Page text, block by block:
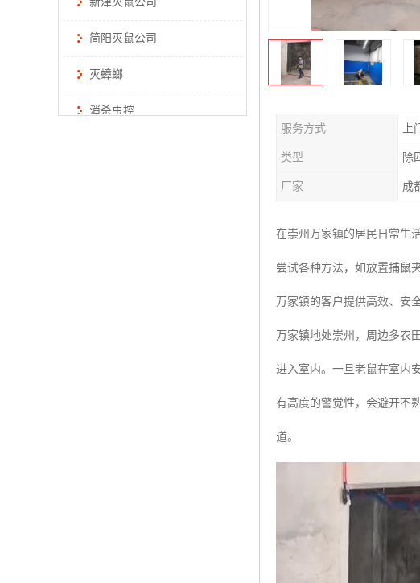
简阳灭鼠公司
灭蟑螂
消杀虫控
服务方式 上
类型 除
厂家 成
在崇州万家镇的居民日常生
尝试各种方法，如放置捕鼠
万家镇的客户提供高效、安
万家镇地处崇州，周边多农
进入室内。一旦老鼠在室内
有高度的警觉性，会避开不
道。